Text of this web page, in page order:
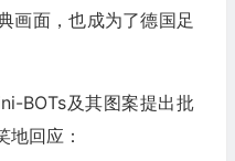
画面，也成为了德国足
BOTs及其图案提出批
地回应：